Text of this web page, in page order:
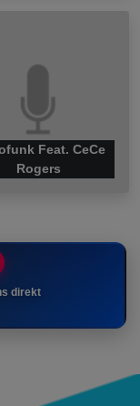
Feat. CeCe
Rogers
direkt